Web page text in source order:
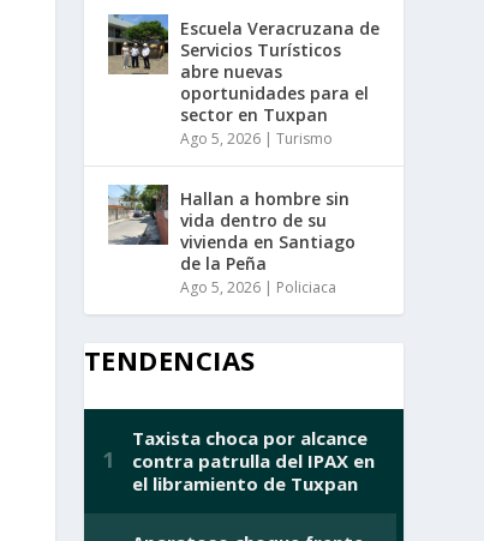
Escuela Veracruzana de
Servicios Turísticos
abre nuevas
oportunidades para el
sector en Tuxpan
Ago 5, 2026| Turismo
Hallan a hombre sin
vida dentro de su
vivienda en Santiago
de la Peña
Ago 5, 2026| Policiaca
TENDENCIAS